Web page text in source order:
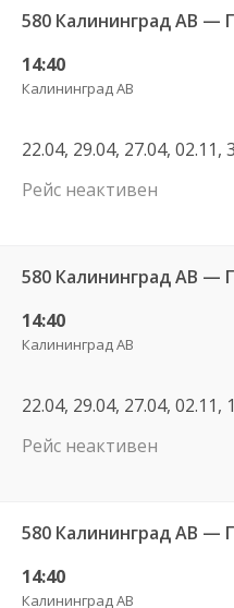
14:40
Калининград АВ
22.04, 29.04, 27.04, 02.11,
Рейс неактивен
14:40
Калининград АВ
22.04, 29.04, 27.04, 02.11,
Рейс неактивен
14:40
Калининград АВ